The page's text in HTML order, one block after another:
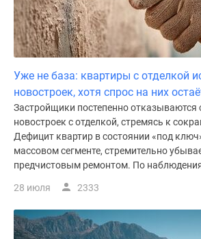
Уже не база: квартиры с отделкой
новостроек, хотя спрос на них
Застройщики постепенно
новостроек с отделкой, стремясь к
Дефицит квартир в состоянии «под
массовом сегменте, стремительно
предчистовым ремонтом. По
28 июля 2333